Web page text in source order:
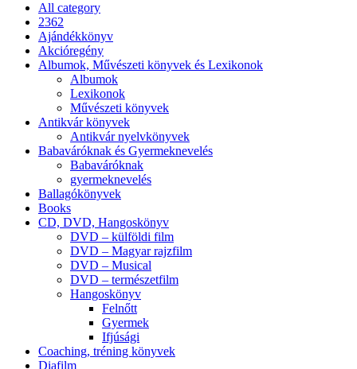
All category
2362
Ajándékkönyv
Akcióregény
Albumok, Művészeti könyvek és Lexikonok
Albumok
Lexikonok
Művészeti könyvek
Antikvár könyvek
Antikvár nyelvkönyvek
Babaváróknak és Gyermeknevelés
Babaváróknak
gyermeknevelés
Ballagókönyvek
Books
CD, DVD, Hangoskönyv
DVD – külföldi film
DVD – Magyar rajzfilm
DVD – Musical
DVD – természetfilm
Hangoskönyv
Felnőtt
Gyermek
Ifjúsági
Coaching, tréning könyvek
Diafilm